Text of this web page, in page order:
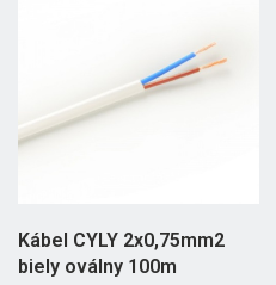
Kábel CYLY 2x0,75mm2
biely oválny 100m